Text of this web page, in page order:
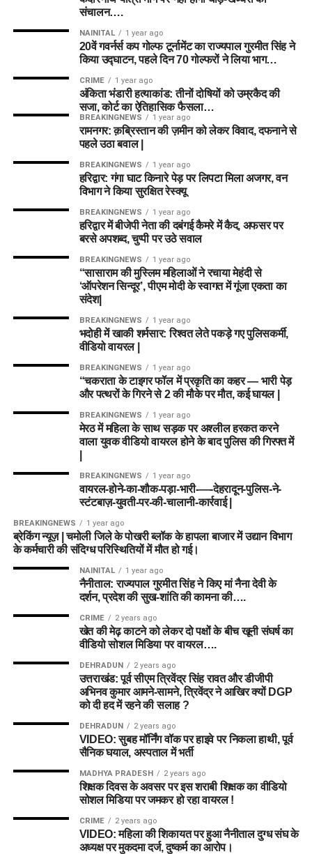
संचालन….
NAINITAL 1 year ago
20वें गवर्नर्स कप गोल्फ टूर्नामेंट का राज्यपाल गुरमीत सिंह ने
किया उद्घाटन, पहले दिन 70 गोल्फरों ने लिया भाग…
CRIME 1 year ago
अंकिता भंडारी हत्याकांड: तीनों दोषियों को उम्रकैद की
सजा, कोर्ट का ऐतिहासिक फैसला…
BREAKINGNEWS 1 year ago
रामनगर: क़ब्रिस्तान की ज़मीन को लेकर विवाद, दफनाने से
पहले उठा बवाल |
BREAKINGNEWS 1 year ago
हरिद्वार: गंगा घाट किनारे पेड़ पर लिपटा मिला अजगर, वन
विभाग ने किया सुरक्षित रेस्क्यू
BREAKINGNEWS 1 year ago
हरिद्वार में बीजेपी नेता की दबंगई कैमरे में कैद, अफसर पर
बरसे अपशब्द, चुप्पी पर उठे सवाल
BREAKINGNEWS 1 year ago
“सासाराम की मुस्लिम महिलाओं ने रचाया मेहंदी से
‘ऑपरेशन सिन्दूर’, पीएम मोदी के स्वागत में गूंजा एकता का
संदेश|
BREAKINGNEWS 1 year ago
भदोही में खाकी शर्मसार: रिश्वत लेते पकड़े गए पुलिसकर्मी,
वीडियो वायरल |
BREAKINGNEWS 1 year ago
“चकराता के टाइगर फॉल में प्रकृति का कहर — भारी पेड़
और पत्थरों के गिरने से 2 की मौके पर मौत, कई घायल |
BREAKINGNEWS 1 year ago
मेरठ में महिला के साथ सड़क पर अश्लील हरकत करने
वाला युवक वीडियो वायरल होने के बाद पुलिस की गिरफ्त में
BREAKINGNEWS 1 year ago
वायरल-होने-का-शौक-पड़ा-भारी-—-देहरादून-पुलिस-ने-
स्टंटबाज़-युवती-पर-की-चालानी-कार्रवाई |
BREAKINGNEWS 1 year ago
ब्रेकिंग न्यूज़ | चमोली जिले के पोखरी ब्लॉक के हापला बाजार में उद्यान विभाग
के कर्मचारी की संदिग्ध परिस्थितियों में मौत हो गई।
NAINITAL 1 year ago
नैनीताल: राज्यपाल गुरमीत सिंह ने किए मां नैना देवी के
दर्शन, प्रदेश की सुख-शांति की कामना की….
CRIME 2 years ago
खेत की मेढ़ काटने को लेकर दो पक्षों के बीच खूनी संघर्ष का
वीडियो सोशल मिडिया पर वायरल….
DEHRADUN 2 years ago
उत्तराखंड: पूर्व सीएम त्रिवेंद्र सिंह रावत और डीजीपी
अभिनव कुमार आमने-सामने, त्रिवेंद्र ने आखिर क्यों DGP
को दी हद में रहने की सलाह ?
DEHRADUN 2 years ago
VIDEO: सुबह मॉर्निंग वॉक पर हाइवे पर निकला हाथी, पूर्व
सैनिक घयाल, अस्पताल में भर्ती
MADHYA PRADESH 2 years ago
शिक्षक दिवस के अवसर पर इस शराबी शिक्षक का वीडियो
सोशल मिडिया पर जमकर हो रहा वायरल !
CRIME 2 years ago
VIDEO: महिला की शिकायत पर हुआ नैनीताल दुग्ध संघ के
अध्यक्ष पर मुकदमा दर्ज, दुष्कर्म का आरोप।